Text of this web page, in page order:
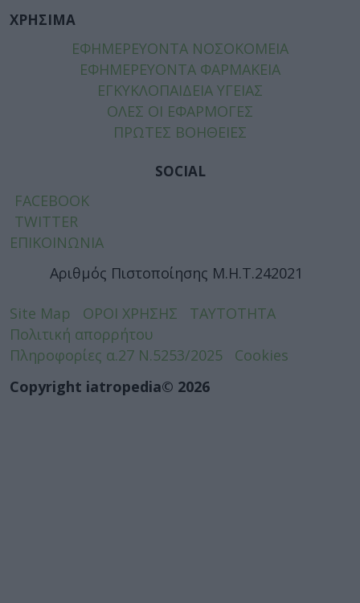
ΧΡΗΣΙΜΑ
ΕΦΗΜΕΡΕΥΟΝΤΑ ΝΟΣΟΚΟΜΕΙΑ
ΕΦΗΜΕΡΕΥΟΝΤΑ ΦΑΡΜΑΚΕΙΑ
ΕΓΚΥΚΛΟΠΑΙΔΕΙΑ ΥΓΕΙΑΣ
ΟΛΕΣ ΟΙ ΕΦΑΡΜΟΓΕΣ
ΠΡΩΤΕΣ ΒΟΗΘΕΙΕΣ
SOCIAL
FACEBOOK
TWITTER
ΕΠΙΚΟΙΝΩΝΙΑ
Αριθμός Πιστοποίησης Μ.Η.Τ.242021
Site Map ΟΡΟΙ ΧΡΗΣΗΣ
ΤΑΥΤΟΤΗΤΑ
Πολιτική απορρήτου
Πληροφορίες α.27 Ν.5253/2025
Cookies
Copyright iatropedia© 2026